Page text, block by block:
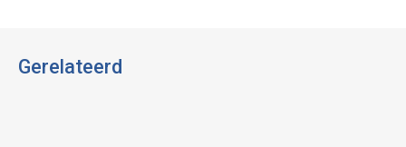
Gerelateerd